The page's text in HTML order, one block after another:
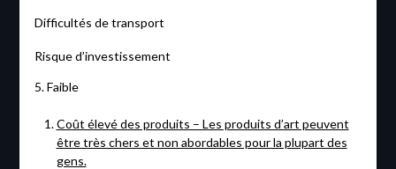
Difficultés de transport
Risque d’investissement
5. Faible
Coût élevé des produits – Les produits d’art peuvent
être très chers et non abordables pour la plupart des
gens.